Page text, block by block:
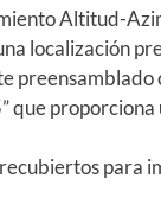
Altitud-
localización
preensamblado
que
para